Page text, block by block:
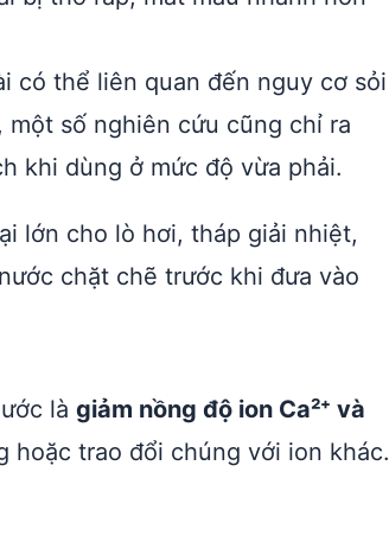
có thể liên quan đến nguy cơ sỏi
số nghiên cứu cũng chỉ ra
khi dùng ở mức độ vừa phải.
lớn cho lò hơi, tháp giải nhiệt,
chặt chẽ trước khi đưa vào
là giảm nồng độ ion Ca²⁺ và
hoặc trao đổi chúng với ion khác.